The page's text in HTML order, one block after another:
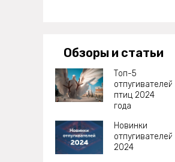
Обзоры и статьи
Топ-5
отпугивателей
птиц 2024
года
Новинки
отпугивателей
2024